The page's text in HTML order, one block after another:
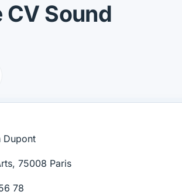
CV Sound
Dupont
75008 Paris
78